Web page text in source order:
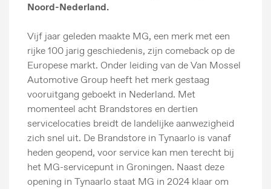
Noord-Nederland.
Vijf jaar geleden maakte MG, een merk met een
rijke 100 jarig geschiedenis, zijn comeback op de
Europese markt. Onder leiding van de Van Mossel
Automotive Group heeft het merk gestaag
vooruitgang geboekt in Nederland. Met
momenteel acht Brandstores en dertien
servicelocaties breidt de landelijke aanwezigheid
zich snel uit. De Brandstore in Tynaarlo is vanaf
heden geopend, voor service kan men terecht bij
het MG-servicepunt in Groningen. Naast deze
opening in Tynaarlo staat MG in 2024 klaar om